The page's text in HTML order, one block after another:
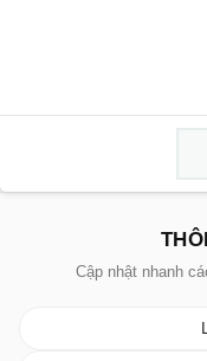
Cập nhật nhanh